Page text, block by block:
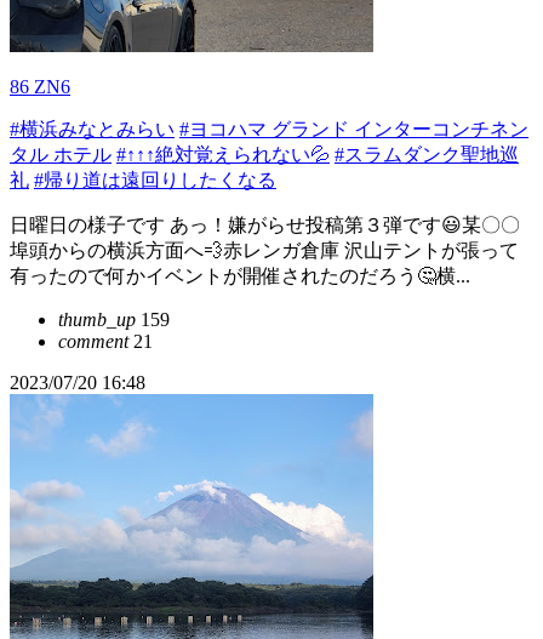
86 ZN6
#横浜みなとみらい #ヨコハマ グランド インターコンチネン
タル ホテル #↑↑↑絶対覚えられない💦 #スラムダンク聖地巡
礼 #帰り道は遠回りしたくなる
日曜日の様子です あっ！嫌がらせ投稿第３弾です😃某〇〇
埠頭からの横浜方面へ💨赤レンガ倉庫 沢山テントが張って
有ったので何かイベントが開催されたのだろう🤔横...
thumb_up 159
comment21
2023/07/20 16:48